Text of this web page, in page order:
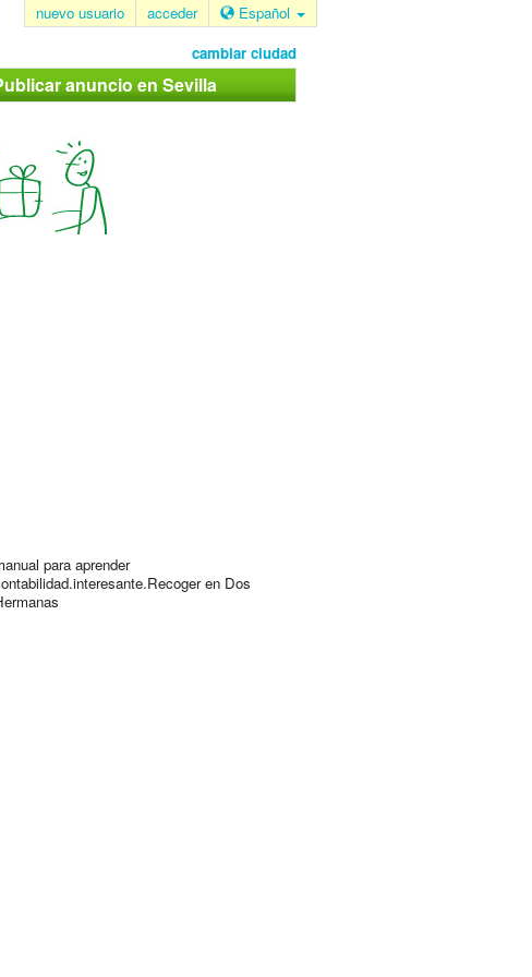
nuevo usuario acceder Español
cambiar ciudad
anuncio en Sevilla
para aprender
en Dos